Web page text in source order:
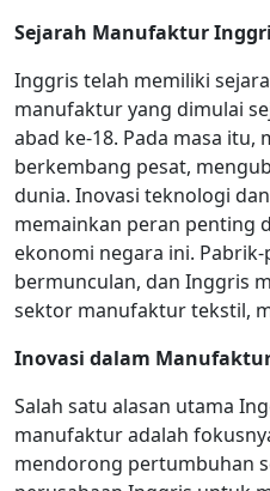
Sejarah Manufaktur
Inggris telah memiliki
manufaktur yang dimulai
abad ke-18. Pada masa itu,
berkembang pesat,
dunia. Inovasi teknologi
memainkan peran penting
ekonomi negara ini.
bermunculan, dan Inggris
sektor manufaktur tekstil,
Inovasi dalam
Salah satu alasan utama
manufaktur adalah
mendorong pertumbuhan